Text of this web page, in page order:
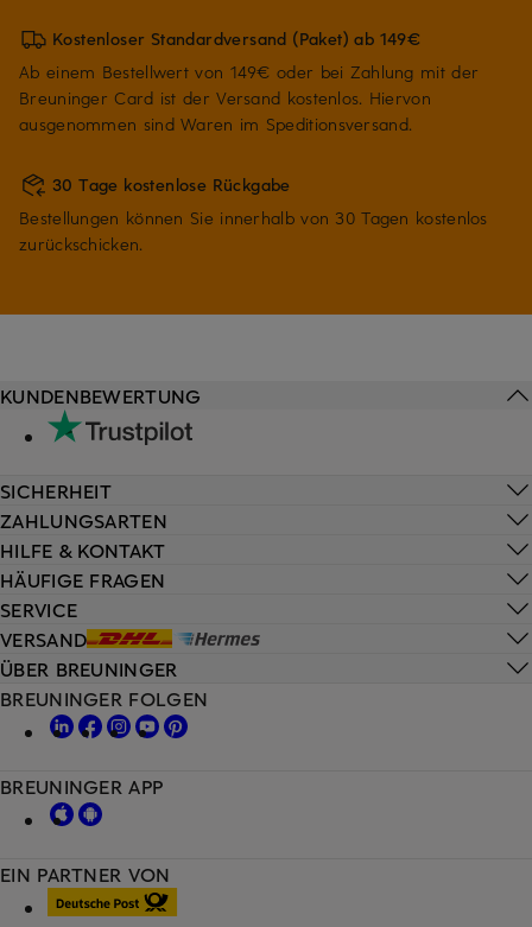
Kostenloser Standardversand (Paket) ab 149€
Ab einem Bestellwert von 149€ oder bei Zahlung mit der
Breuninger Card ist der Versand kostenlos. Hiervon
ausgenommen sind Waren im Speditionsversand.
30 Tage kostenlose Rückgabe
Bestellungen können Sie innerhalb von 30 Tagen kostenlos
zurückschicken.
HILFE & KONTAKT
HÄUFIGE FRAGEN
SERVICE
VERSAND
KUNDENBEWERTUNG
SICHERHEIT
ZAHLUNGSARTEN
ÜBER BREUNINGER
EIN PARTNER VON
BREUNINGER FOLGEN
BREUNINGER APP